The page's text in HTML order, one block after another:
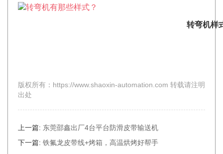
转弯机样
版权所有：https://www.shaoxin-automation.com 转载请注明
出处
上一篇: 东莞邵鑫出厂4台平台防滑皮带输送机
下一篇: 铁氟龙皮带线+烤箱，高温烘烤好帮手